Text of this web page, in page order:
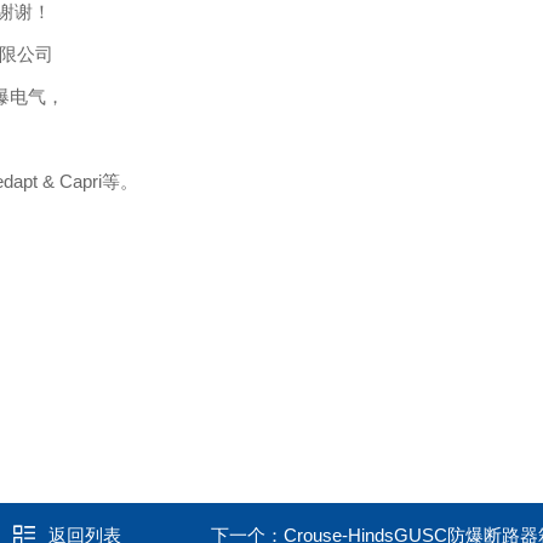
谢！
公司
气，
& Capri等。
返回列表 下一个： Crouse-HindsGUSC防爆断路器